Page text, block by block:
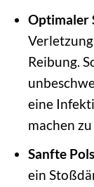
Optimaler
Reibung.
eine
machen zu
Sanfte
ein